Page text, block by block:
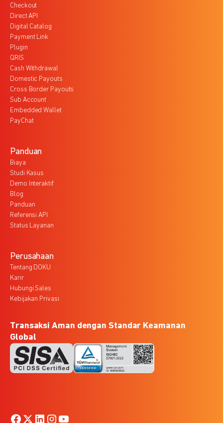
Checkout
Direct API
Digital Catalog
Payment Link
Plugin
QRIS
Cash Withdrawal
Domestic Payouts
Cross Border Payouts
Sub Account
Embedded Wallet
PayChat
Panduan
Biaya
Studi Kasus
Demo Interaktif
Blog
Panduan
Referensi API
Status Layanan
Perusahaan
Tentang DOKU
Karir
Hubungi Sales
Kebijakan Privasi
Transaksi Aman dengan Standar Keamanan
Global